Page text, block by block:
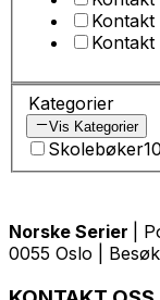
Kontakt
Kontakt
Kategorier
Vis Kategorier
Skolebøker10
Norske Serier
|
0055 Oslo |